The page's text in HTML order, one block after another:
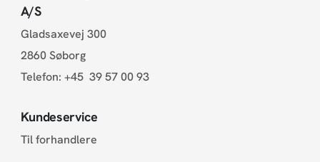
A/S
Gladsaxevej 300
2860 Søborg
Telefon: +45 39 57 00 93
Kundeservice
Til forhandlere